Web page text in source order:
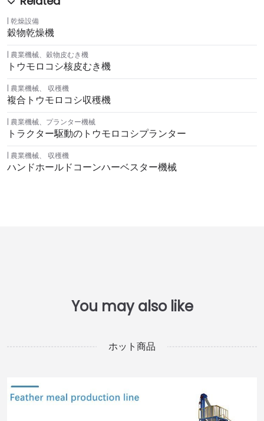
乾燥設備
穀物乾燥機
農業機械、 穀物皮むき機
トウモロコシ核皮むき機
農業機械、 収穫機
複合トウモロコシ収穫機
農業機械、 プランター機械
トラクター駆動のトウモロコシプランター
農業機械、 収穫機
ハンドホールドコーンハーベスター機械
ホット商品